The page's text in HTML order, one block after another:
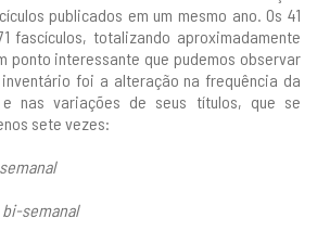
publicados em um mesmo ano. Os 41
fascículos, totalizando aproximadamente
ponto interessante que pudemos observar
foi a alteração na frequência da
nas variações de seus títulos, que se
sete vezes:
semanal